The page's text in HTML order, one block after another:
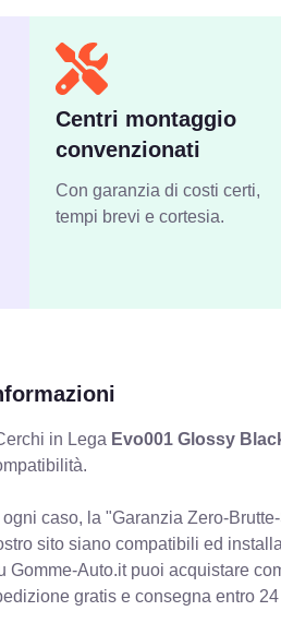
Centri montaggio
convenzionati
Con garanzia di costi certi,
tempi brevi e cortesia.
in Lega Evo001 Glossy
ogni caso, la "Garanzia Zero-
sito siano compatibili ed
Gomme-Auto.it puoi acquistare
gratis e consegna entro 24